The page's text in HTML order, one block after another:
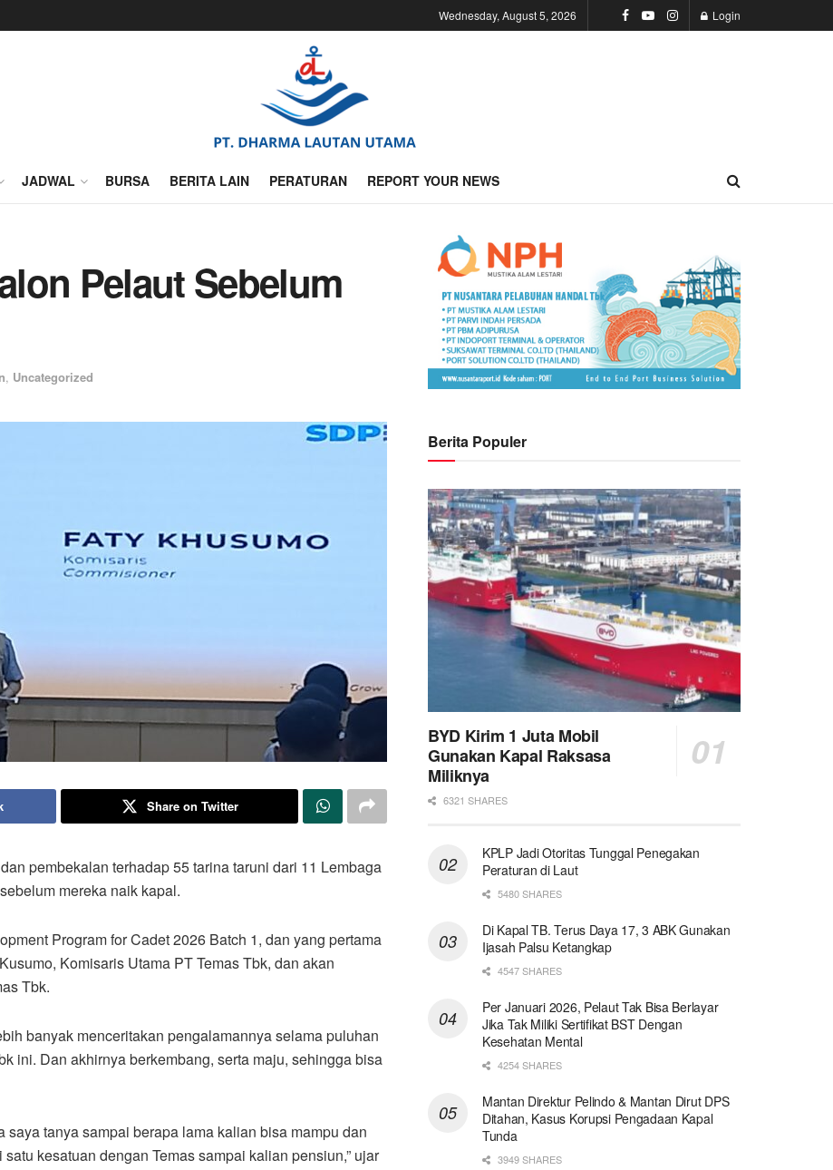
Wednesday, August 5, 2026 Login
JADWAL BURSA BERITA LAIN PERATURAN REPORT YOUR NEWS
Pelaut Sebelum
, Uncategorized
Share on Twitter
pembekalan terhadap 55 tarina taruni dari 11 Lembaga
mereka naik kapal.
Program for Cadet 2026 Batch 1, dan yang pertama
Komisaris Utama PT Temas Tbk, dan akan
Tbk.
banyak menceritakan pengalamannya selama puluhan
ini. Dan akhirnya berkembang, serta maju, sehingga bisa
tanya sampai berapa lama kalian bisa mampu dan
kesatuan dengan Temas sampai kalian pensiun,” ujar
Berita Populer
BYD Kirim 1 Juta Mobil
Gunakan Kapal Raksasa
Miliknya
6321 SHARES
KPLP Jadi Otoritas Tunggal Penegakan
Peraturan di Laut
5480 SHARES
Di Kapal TB. Terus Daya 17, 3 ABK Gunakan
Ijasah Palsu Ketangkap
4547 SHARES
Per Januari 2026, Pelaut Tak Bisa Berlayar
Jika Tak Miliki Sertifikat BST Dengan
Kesehatan Mental
4254 SHARES
Mantan Direktur Pelindo & Mantan Dirut DPS
Ditahan, Kasus Korupsi Pengadaan Kapal
Tunda
3949 SHARES